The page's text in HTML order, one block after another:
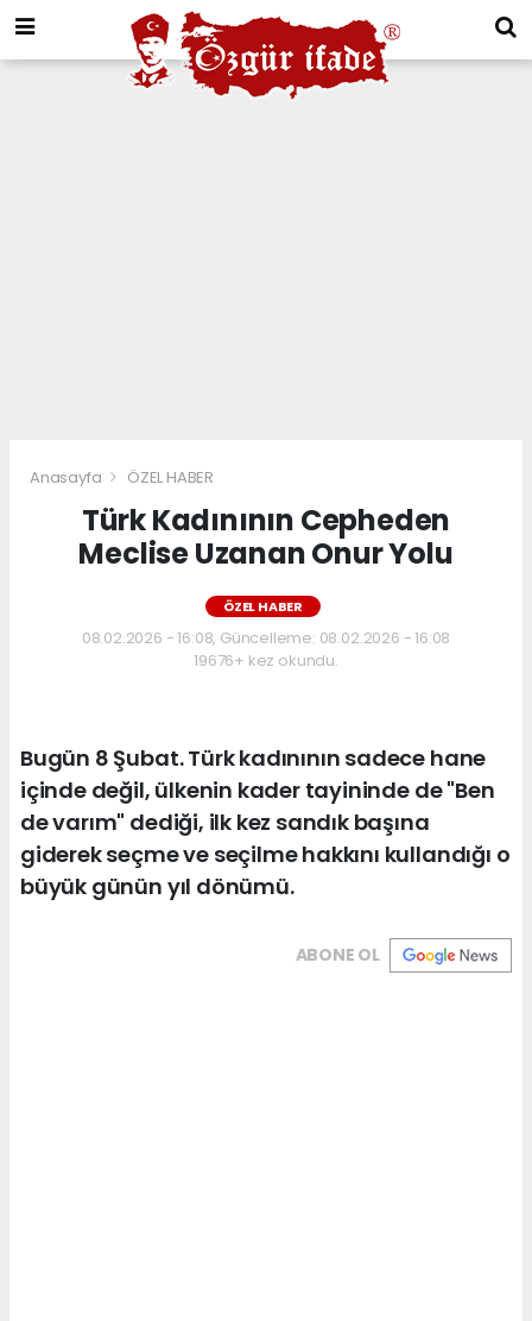
Anasayfa ÖZEL HABER
Türk Kadınının Cepheden
Meclise Uzanan Onur Yolu
ÖZEL HABER
08.02.2026 - 16:08, Güncelleme: 08.02.2026 - 16:08
19676+ kez okundu.
Bugün 8 Şubat. Türk kadınının sadece hane
içinde değil, ülkenin kader tayininde de "Ben
de varım" dediği, ilk kez sandık başına
giderek seçme ve seçilme hakkını kullandığı o
büyük günün yıl dönümü.
ABONE OL